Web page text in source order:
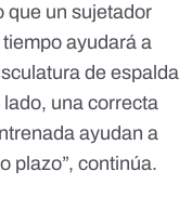
que un sujetador
ayudará a
de espalda
lado, una correcta
ayudan a
plazo”, continúa.